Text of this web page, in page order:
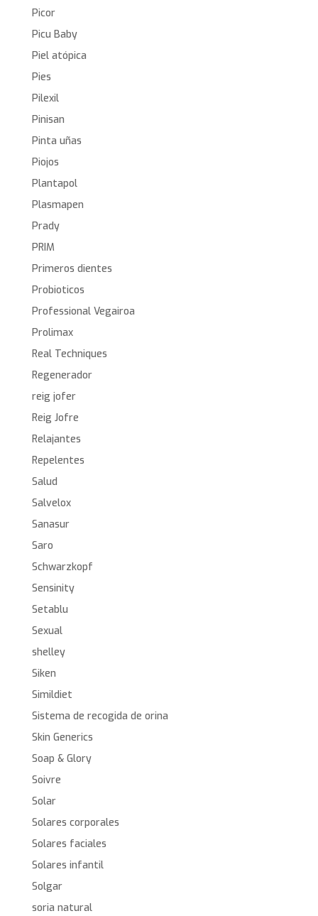
Picor
Picu Baby
Piel atópica
Pies
Pilexil
Pinisan
Pinta uñas
Piojos
Plantapol
Plasmapen
Prady
PRIM
Primeros dientes
Probioticos
Professional Vegairoa
Prolimax
Real Techniques
Regenerador
reig jofer
Reig Jofre
Relajantes
Repelentes
Salud
Salvelox
Sanasur
Saro
Schwarzkopf
Sensinity
Setablu
Sexual
shelley
Siken
Simildiet
Sistema de recogida de orina
Skin Generics
Soap & Glory
Soivre
Solar
Solares corporales
Solares faciales
Solares infantil
Solgar
soria natural